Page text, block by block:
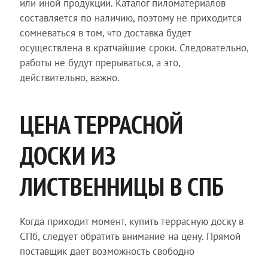
или иной продукции. Каталог пиломатериалов
составляется по наличию, поэтому не приходится
сомневаться в том, что доставка будет
осуществлена в кратчайшие сроки. Следовательно,
работы не будут прерываться, а это,
действительно, важно.
ЦЕНА ТЕРРАСНОЙ
ДОСКИ ИЗ
ЛИСТВЕННИЦЫ В СПБ
Когда приходит момент, купить террасную доску в
СПб, следует обратить внимание на цену. Прямой
поставщик дает возможность свободно